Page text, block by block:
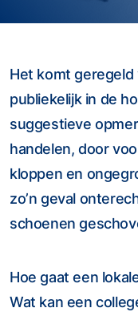
Het komt
publiekelijk in de
suggestieve
handelen, door
kloppen en
zo’n geval
schoenen
Hoe gaat een
Wat kan een